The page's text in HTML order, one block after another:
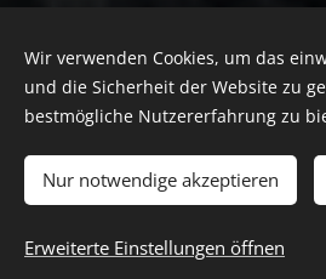
Wir verwenden Cookies, um das
und die Sicherheit der Website zu
bestmögliche Nutzererfahrung zu
Nur notwendige akzeptieren
Erweiterte Einstellungen öffnen